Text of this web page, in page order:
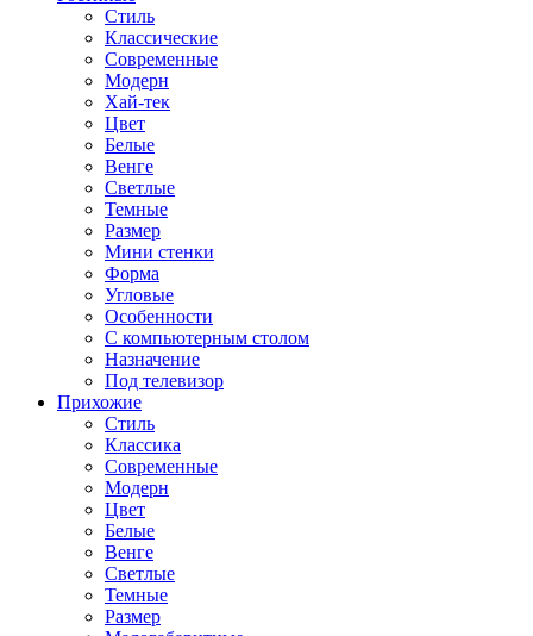
Стиль
Классические
Современные
Модерн
Хай-тек
Цвет
Белые
Венге
Светлые
Темные
Размер
Мини стенки
Форма
Угловые
Особенности
С компьютерным столом
Назначение
Под телевизор
Прихожие
Стиль
Классика
Современные
Модерн
Цвет
Белые
Венге
Светлые
Темные
Размер